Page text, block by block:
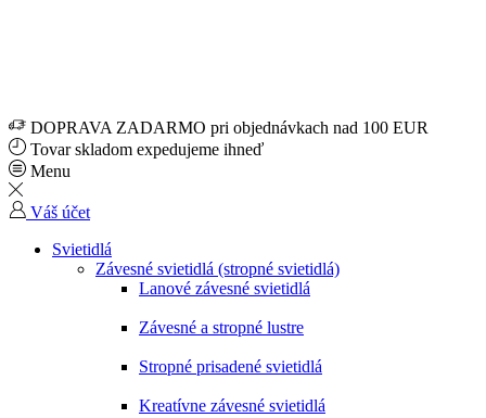
DOPRAVA ZADARMO pri objednávkach nad 100 EUR
Tovar skladom expedujeme ihneď
Menu
Váš účet
Svietidlá
Závesné svietidlá (stropné svietidlá)
Lanové závesné svietidlá
Závesné a stropné lustre
Stropné prisadené svietidlá
Kreatívne závesné svietidlá